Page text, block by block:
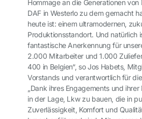
Hommage an die Generationen
DAF in Westerlo zu dem gemacht
heute ist: einem ultramodernen,
Produktionsstandort. Und natürlich
fantastische Anerkennung für
2.000 Mitarbeiter und 1.000
400 in Belgien“, so Jos Habets,
Vorstands und verantwortlich für
„Dank ihres Engagements und
in der Lage, Lkw zu bauen, die in
Zuverlässigkeit, Komfort und